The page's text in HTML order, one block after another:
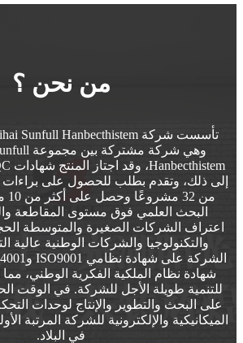
من نحن ؟
إلى ذلك، وتقدم بطلب للحصول على براءات
البحث العلمي فوق مستوى المقاطعة
اعتراف الشركات الصغيرة والمتوسطة
والتكنولوجيا والشركات الوطنية عالية
شهادة نظام الملكية الفكرية الوطني،
للتنمية طويلة الأجل للشركة. في الوقت
على البحث والتطوير والإنتاج لوحدات
الميكانيكية والإلكترونية للشركة المرتبة
في البلاد.